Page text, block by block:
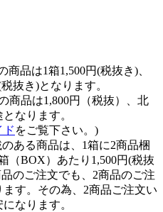
商品は1箱1,500円(税抜き)、
抜き)となります。
商品は1,800円（税抜）、北
なります。
ド をご覧下さい。)
ある商品は、1箱に2商品梱
（BOX）あたり1,500円(税抜
のご注文でも、2商品のご注
す。その為、2商品ご注文い
なります。